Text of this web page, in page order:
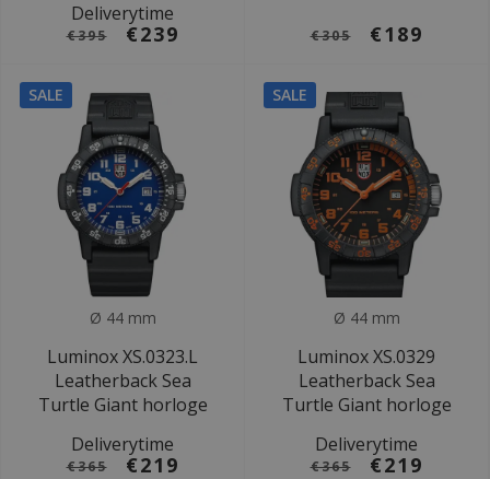
Deliverytime
€395 €239 €305 €189
SALE
Ø 44 mm
Luminox XS.0323.L
Leatherback Sea
Turtle Giant horloge
Deliverytime
€365 €219
SALE
Ø 44 mm
Luminox XS.0329
Leatherback Sea
Turtle Giant horloge
Deliverytime
€365 €219